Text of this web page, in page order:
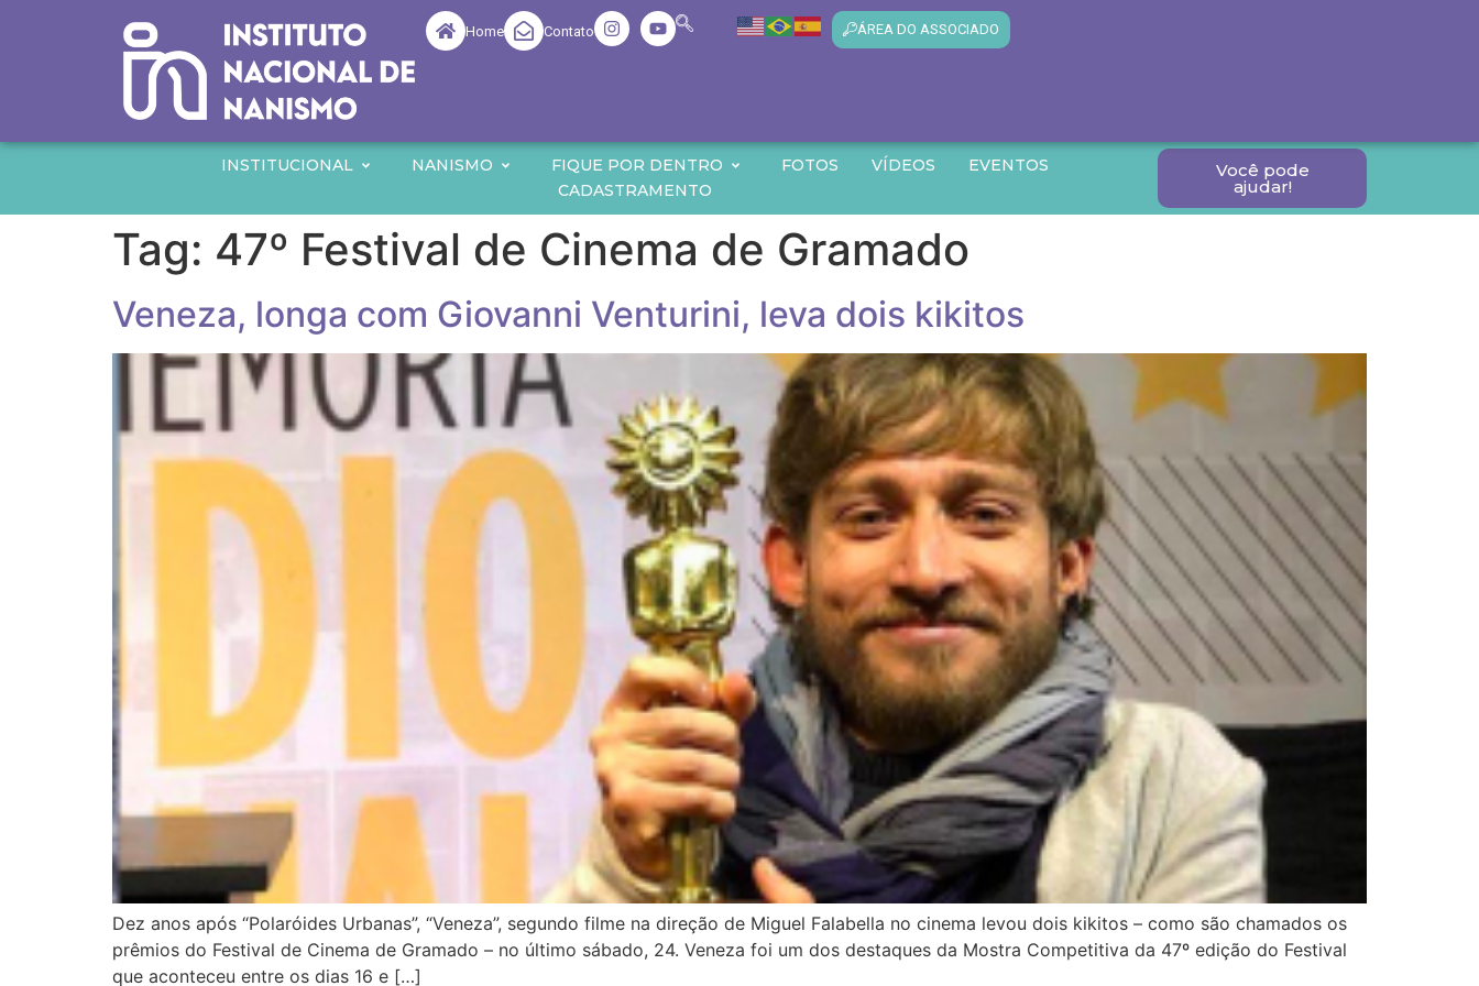
Home Contato ÁREA DO ASSOCIADO
INSTITUCIONAL NANISMO FIQUE POR DENTRO FOTOS VÍDEOS
EVENTOS
CADASTRAMENTO
Você pode
ajudar!
Tag: 47º Festival de Cinema de Gramado
Veneza, longa com Giovanni Venturini, leva dois kikitos
Dez anos após “Polaróides Urbanas”, “Veneza”, segundo filme na direção de Miguel Falabella no cinema levou dois kikitos – como são chamados os
prêmios do Festival de Cinema de Gramado – no último sábado, 24. Veneza foi um dos destaques da Mostra Competitiva da 47º edição do Festival
que aconteceu entre os dias 16 e […]